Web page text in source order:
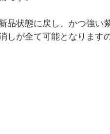
品状態に戻し、かつ強い
しが全て可能となります